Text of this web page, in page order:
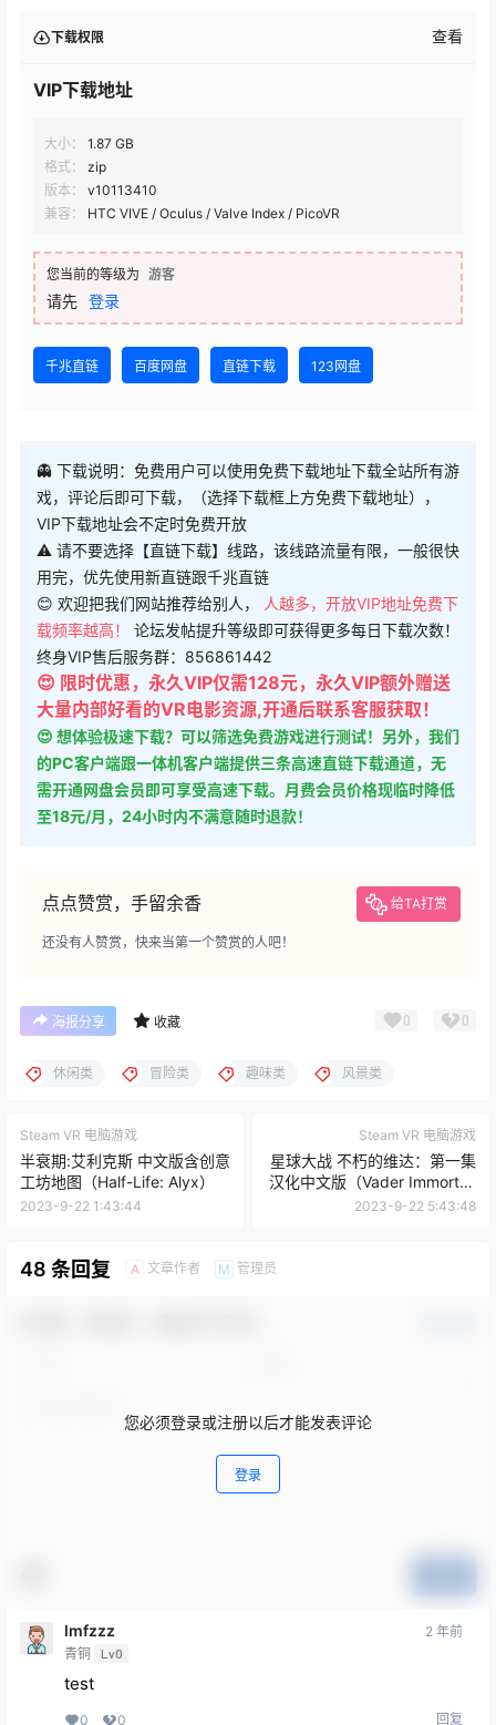
下载权限 查看
VIP下载地址
大小：
1.87 GB
格式：
zip
版本：
v10113410
兼容：
HTC VIVE / Oculus / Valve Index / PicoVR
您当前的等级为 游客
请先 登录
千兆直链 百度网盘 直链下载 123网盘
👻 下载说明：免费用户可以使用免费下载地址下载全站所有游
戏，评论后即可下载，（选择下载框上方免费下载地址），
VIP下载地址会不定时免费开放
⚠ 请不要选择【直链下载】线路，该线路流量有限，一般很快
用完，优先使用新直链跟千兆直链
😊 欢迎把我们网站推荐给别人，
人越多，开放VIP地址免费下
载频率越高！ 论坛发帖提升等级即可获得更多每日下载次数！
终身VIP售后服务群：856861442
😍 限时优惠，永久VIP仅需128元，永久VIP额外赠送
大量内部好看的VR电影资源,开通后联系客服获取！
😍 想体验极速下载？可以筛选免费游戏进行测试！另外，我们
的PC客户端跟一体机客户端提供三条高速直链下载通道，无
需开通网盘会员即可享受高速下载。月费会员价格现临时降低
至18元/月，24小时内不满意随时退款！
点点赞赏，手留余香 给TA打赏
还没有人赞赏，快来当第一个赞赏的人吧！
海报分享 收藏 0 0
休闲类 冒险类 趣味类 风景类
Steam VR 电脑游戏
半衰期:艾利克斯 中文版含创意
工坊地图（Half-Life: Alyx）
2023-9-22 1:43:44
Steam VR 电脑游戏
星球大战 不朽的维达：第一集
汉化中文版（Vader Immortal:
Episode I）
2023-9-22 5:43:48
48 条回复 A 文章作者 M 管理员
您必须登录或注册以后才能发表评论
登录
lmfzzz
青铜 Lv0
2 年前
test
0 0 回复